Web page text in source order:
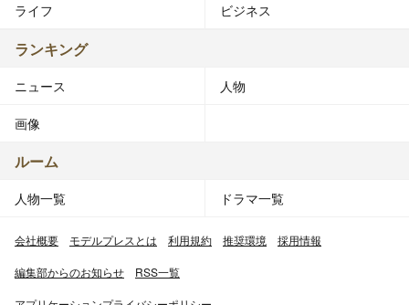
ライフ ビジネス
ランキング
ニュース 人物
画像
ルーム
人物一覧 ドラマ一覧
会社概要 モデルプレスとは 利用規約 推奨環境 採用情報
編集部からのお知らせ RSS一覧